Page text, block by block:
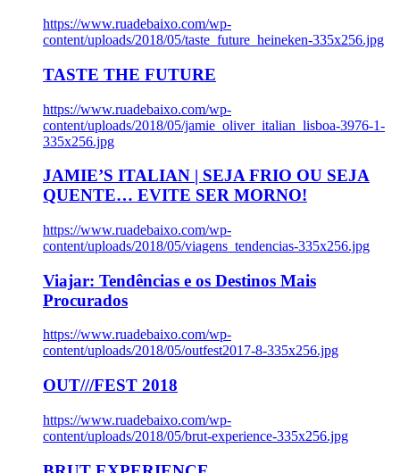
https://www.ruadebaixo.com/wp-
content/uploads/2018/05/taste_future_heineken-335x256.jpg
TASTE THE FUTURE
https://www.ruadebaixo.com/wp-
content/uploads/2018/05/jamie_oliver_italian_lisboa-3976-1-
335x256.jpg
JAMIE’S ITALIAN | SEJA FRIO OU SEJA
QUENTE… EVITE SER MORNO!
https://www.ruadebaixo.com/wp-
content/uploads/2018/05/viagens_tendencias-335x256.jpg
Viajar: Tendências e os Destinos Mais
Procurados
https://www.ruadebaixo.com/wp-
content/uploads/2018/05/outfest2017-8-335x256.jpg
OUT///FEST 2018
https://www.ruadebaixo.com/wp-
content/uploads/2018/05/brut-experience-335x256.jpg